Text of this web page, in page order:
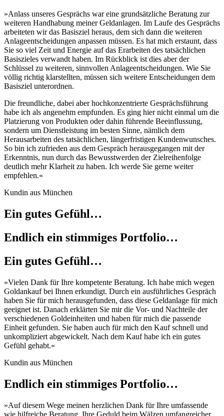
»Anlass unseres Gesprächs war eine grundsätzliche Beratung zur
weiteren Handhabung meiner Geldanlagen. Im Laufe des Gesprächs
arbeiteten wir das Basisziel heraus, dem sich dann die weiteren
Anlageentscheidungen anpassen müssen. Es hat mich erstaunt, dass
Sie so viel Zeit und Energie auf das Erarbeiten des tatsächlichen
Basiszieles verwandt haben. Im Rückblick ist dies aber der
Schlüssel zu weiteren, sinnvollen Anlageentscheidungen. Wie Sie
völlig richtig klarstellten, müssen sich weitere Entscheidungen dem
Basisziel unterordnen.
Die freundliche, dabei aber hochkonzentrierte Gesprächsführung
habe ich als angenehm empfunden. Es ging hier nicht einmal um die
Platzierung von Produkten oder dahin führende Beeinflussung,
sondern um Dienstleistung im besten Sinne, nämlich dem
Herausarbeiten des tatsächlichen, längerfristigen Kundenwunsches.
So bin ich zufrieden aus dem Gespräch herausgegangen mit der
Erkenntnis, nun durch das Bewusstwerden der Zielreihenfolge
deutlich mehr Klarheit zu haben. Ich werde Sie gerne weiter
empfehlen.«
Kundin aus München
Ein gutes Gefühl…
Endlich ein stimmiges Portfolio…
Ein gutes Gefühl…
»Vielen Dank für Ihre kompetente Beratung. Ich habe mich wegen
Goldankauf bei Ihnen erkundigt. Durch ein ausführliches Gespräch
haben Sie für mich herausgefunden, dass diese Geldanlage für mich
geeignet ist. Danach erklärten Sie mir die Vor- und Nachteile der
verschiedenen Goldeinheiten und haben für mich die passende
Einheit gefunden. Sie haben auch für mich den Kauf schnell und
unkompliziert abgewickelt. Nach dem Kauf habe ich ein gutes
Gefühl gehabt.«
Kundin aus München
Endlich ein stimmiges Portfolio…
»Auf diesem Wege meinen herzlichen Dank für Ihre umfassende
wie hilfreiche Beratung. Ihre Geduld beim Wälzen umfangreicher